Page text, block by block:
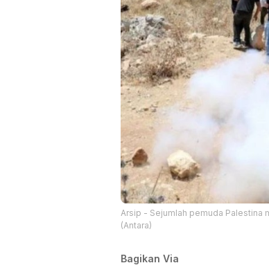
Arsip - Sejumlah pemuda Palestina
(Antara)
Bagikan Via